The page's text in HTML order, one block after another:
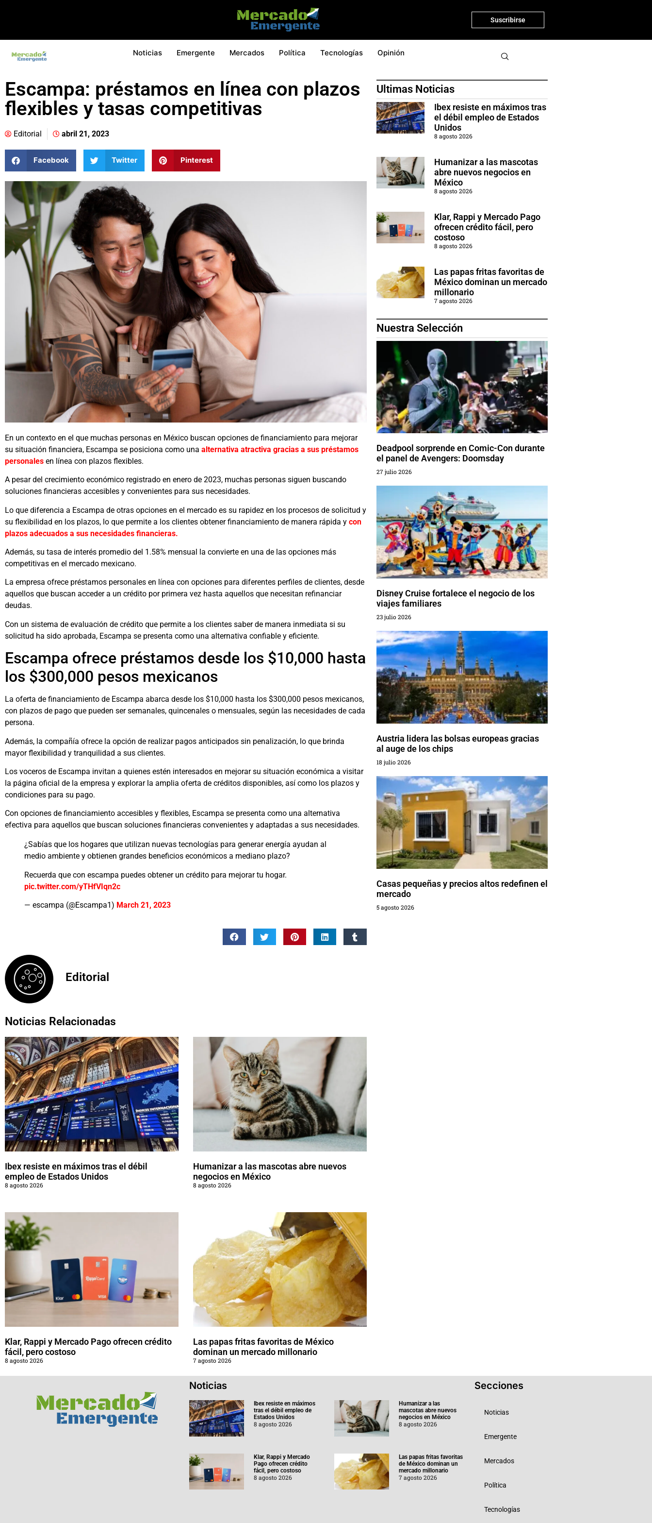
Suscribirse
Noticias Emergente Mercados Política Tecnologías Opinión
Escampa: préstamos en línea con plazos
flexibles y tasas competitivas
Editorial abril 21, 2023
Facebook Twitter Pinterest
En un contexto en el que muchas personas en México buscan opciones de financiamiento para mejorar
su situación financiera, Escampa se posiciona como una alternativa atractiva gracias a sus préstamos
personales en línea con plazos flexibles.
A pesar del crecimiento económico registrado en enero de 2023, muchas personas siguen buscando
soluciones financieras accesibles y convenientes para sus necesidades.
Lo que diferencia a Escampa de otras opciones en el mercado es su rapidez en los procesos de solicitud y
su flexibilidad en los plazos, lo que permite a los clientes obtener financiamiento de manera rápida y con
plazos adecuados a sus necesidades financieras.
Además, su tasa de interés promedio del 1.58% mensual la convierte en una de las opciones más
competitivas en el mercado mexicano.
La empresa ofrece préstamos personales en línea con opciones para diferentes perfiles de clientes, desde
aquellos que buscan acceder a un crédito por primera vez hasta aquellos que necesitan refinanciar
deudas.
Con un sistema de evaluación de crédito que permite a los clientes saber de manera inmediata si su
solicitud ha sido aprobada, Escampa se presenta como una alternativa confiable y eficiente.
Escampa ofrece préstamos desde los $10,000 hasta
los $300,000 pesos mexicanos
La oferta de financiamiento de Escampa abarca desde los $10,000 hasta los $300,000 pesos mexicanos,
con plazos de pago que pueden ser semanales, quincenales o mensuales, según las necesidades de cada
persona.
Además, la compañía ofrece la opción de realizar pagos anticipados sin penalización, lo que brinda
mayor flexibilidad y tranquilidad a sus clientes.
Los voceros de Escampa invitan a quienes estén interesados en mejorar su situación económica a visitar
la página oficial de la empresa y explorar la amplia oferta de créditos disponibles, así como los plazos y
condiciones para su pago.
Con opciones de financiamiento accesibles y flexibles, Escampa se presenta como una alternativa
efectiva para aquellos que buscan soluciones financieras convenientes y adaptadas a sus necesidades.
¿Sabías que los hogares que utilizan nuevas tecnologías para generar energía ayudan al
medio ambiente y obtienen grandes beneficios económicos a mediano plazo?
Recuerda que con escampa puedes obtener un crédito para mejorar tu hogar.
pic.twitter.com/yTHfVIqn2c
— escampa (@Escampa1) March 21, 2023
Editorial
Noticias Relacionadas
Ibex resiste en máximos tras el débil
empleo de Estados Unidos
8 agosto 2026
Humanizar a las mascotas abre nuevos
negocios en México
8 agosto 2026
Klar, Rappi y Mercado Pago ofrecen crédito
fácil, pero costoso
8 agosto 2026
Las papas fritas favoritas de México
dominan un mercado millonario
7 agosto 2026
Ultimas Noticias
Ibex resiste en máximos tras
el débil empleo de Estados
Unidos
8 agosto 2026
Humanizar a las mascotas
abre nuevos negocios en
México
8 agosto 2026
Klar, Rappi y Mercado Pago
ofrecen crédito fácil, pero
costoso
8 agosto 2026
Las papas fritas favoritas de
México dominan un mercado
millonario
7 agosto 2026
Nuestra Selección
Deadpool sorprende en Comic-Con durante
el panel de Avengers: Doomsday
27 julio 2026
Disney Cruise fortalece el negocio de los
viajes familiares
23 julio 2026
Austria lidera las bolsas europeas gracias
al auge de los chips
18 julio 2026
Casas pequeñas y precios altos redefinen el
mercado
5 agosto 2026
Noticias
Ibex resiste en máximos
tras el débil empleo de
Estados Unidos
8 agosto 2026
Humanizar a las
mascotas abre nuevos
negocios en México
8 agosto 2026
Klar, Rappi y Mercado
Pago ofrecen crédito
fácil, pero costoso
8 agosto 2026
Las papas fritas favoritas
de México dominan un
mercado millonario
7 agosto 2026
Secciones
Noticias
Emergente
Mercados
Política
Tecnologías